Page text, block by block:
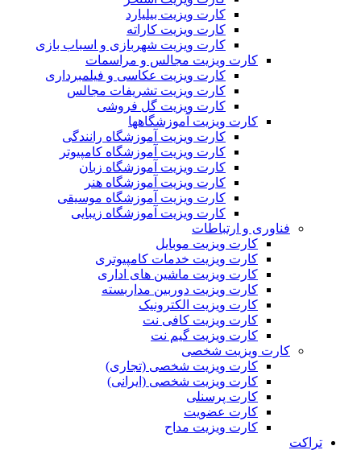
کارت ویزیت بیلیارد
کارت ویزیت کاراته
کارت ویزیت شهربازی و اسباب بازی
کارت ویزیت مجالس و مراسمات
کارت ویزیت عکاسی و فیلمبرداری
کارت ویزیت تشریفات مجالس
کارت ویزیت گل فروشی
کارت ویزیت آموزشگاهها
کارت ویزیت آموزشگاه رانندگی
کارت ویزیت آموزشگاه کامپیوتر
کارت ویزیت آموزشگاه زبان
کارت ویزیت آموزشگاه هنر
کارت ویزیت آموزشگاه موسیقی
کارت ویزیت آموزشگاه زیبایی
فناوری و ارتباطات
کارت ویزیت موبایل
کارت ویزیت خدمات کامپیوتری
کارت ویزیت ماشین های اداری
کارت ویزیت دوربین مداربسته
کارت ویزیت الکترونیک
کارت ویزیت کافی نت
کارت ویزیت گیم نت
کارت ویزیت شخصی
کارت ویزیت شخصی (تجاری)
کارت ویزیت شخصی (ایرانی)
کارت پرسنلی
کارت عضویت
کارت ویزیت مداح
تراکت